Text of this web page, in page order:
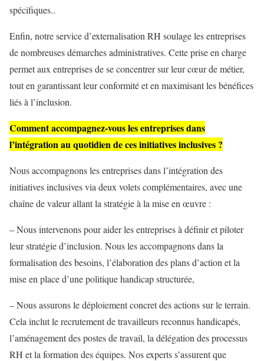
spécifiques..
Enfin, notre service d’externalisation RH soulage les entreprises
de nombreuses démarches administratives. Cette prise en charge
permet aux entreprises de se concentrer sur leur cœur de métier,
tout en garantissant leur conformité et en maximisant les bénéfices
liés à l’inclusion.
Comment accompagnez-vous les entreprises dans
l’intégration au quotidien de ces initiatives inclusives ?
Nous accompagnons les entreprises dans l’intégration des
initiatives inclusives via deux volets complémentaires, avec une
chaîne de valeur allant la stratégie à la mise en œuvre :
– Nous intervenons pour aider les entreprises à définir et piloter
leur stratégie d’inclusion. Nous les accompagnons dans la
formalisation des besoins, l’élaboration des plans d’action et la
mise en place d’une politique handicap structurée,
– Nous assurons le déploiement concret des actions sur le terrain.
Cela inclut le recrutement de travailleurs reconnus handicapés,
l’aménagement des postes de travail, la délégation des processus
RH et la formation des équipes. Nos experts s’assurent que